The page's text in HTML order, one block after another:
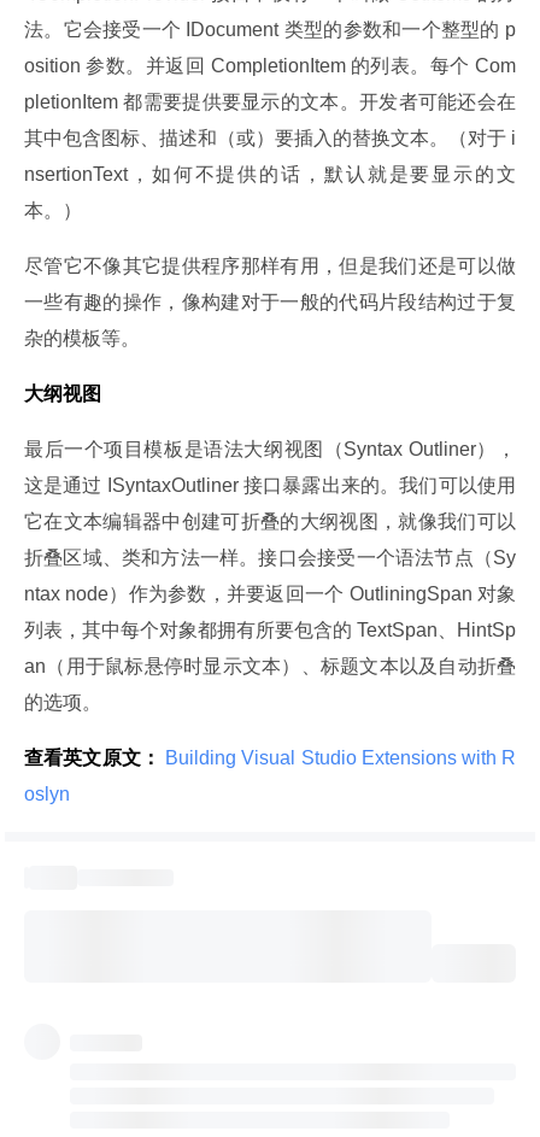
法。它会接受一个 IDocument 类型的参数和一个整型的 p
osition 参数。并返回 CompletionItem 的列表。每个 Com
pletionItem 都需要提供要显示的文本。开发者可能还会在
其中包含图标、描述和（或）要插入的替换文本。（对于 i
nsertionText，如何不提供的话，默认就是要显示的文
本。）
尽管它不像其它提供程序那样有用，但是我们还是可以做
一些有趣的操作，像构建对于一般的代码片段结构过于复
杂的模板等。
大纲视图
最后一个项目模板是语法大纲视图（Syntax Outliner），
这是通过 ISyntaxOutliner 接口暴露出来的。我们可以使用
它在文本编辑器中创建可折叠的大纲视图，就像我们可以
折叠区域、类和方法一样。接口会接受一个语法节点（Sy
ntax node）作为参数，并要返回一个 OutliningSpan 对象
列表，其中每个对象都拥有所要包含的 TextSpan、HintSp
an（用于鼠标悬停时显示文本）、标题文本以及自动折叠
的选项。
查看英文原文：
Building Visual Studio Extensions with R
oslyn